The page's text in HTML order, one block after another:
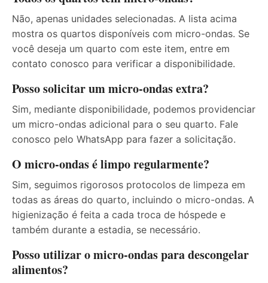
Não, apenas unidades selecionadas. A lista acima
mostra os quartos disponíveis com micro-ondas. Se
você deseja um quarto com este item, entre em
contato conosco para verificar a disponibilidade.
Posso solicitar um micro-ondas extra?
Sim, mediante disponibilidade, podemos providenciar
um micro-ondas adicional para o seu quarto. Fale
conosco pelo WhatsApp para fazer a solicitação.
O micro-ondas é limpo regularmente?
Sim, seguimos rigorosos protocolos de limpeza em
todas as áreas do quarto, incluindo o micro-ondas. A
higienização é feita a cada troca de hóspede e
também durante a estadia, se necessário.
Posso utilizar o micro-ondas para descongelar
alimentos?